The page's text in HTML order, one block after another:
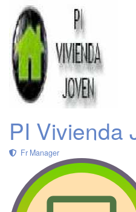
PI Vivienda
Fr Manager